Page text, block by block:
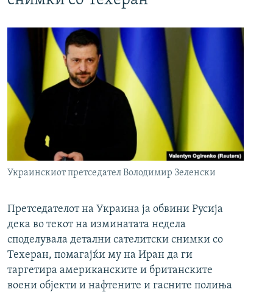
Украинскиот претседател Володимир Зеленски
Претседателот на Украина ја обвини Русија
дека во текот на изминатата недела
споделувала детални сателитски снимки со
Техеран, помагајќи му на Иран да ги
таргетира американските и британските
воени објекти и нафтените и гасните полиња